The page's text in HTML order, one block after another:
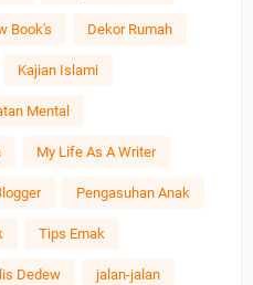
Book's Dekor Rumah
Kajian Islami
Mental
My Life As A Writer
Pengasuhan Anak
Tips Emak
Dedew jalan-jalan